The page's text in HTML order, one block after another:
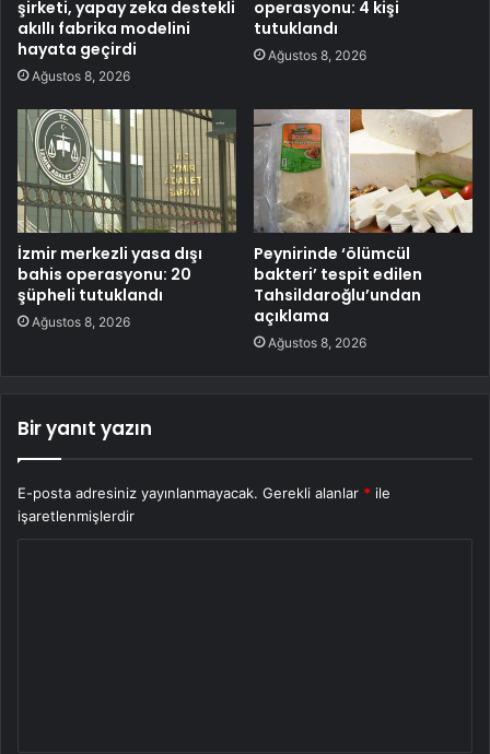
şirketi, yapay zeka destekli
akıllı fabrika modelini
hayata geçirdi
Ağustos 8, 2026
operasyonu: 4 kişi
tutuklandı
Ağustos 8, 2026
İzmir merkezli yasa dışı
bahis operasyonu: 20
şüpheli tutuklandı
Ağustos 8, 2026
Peynirinde ‘ölümcül
bakteri’ tespit edilen
Tahsildaroğlu’undan
açıklama
Ağustos 8, 2026
Bir yanıt yazın
E-posta adresiniz yayınlanmayacak. Gerekli alanlar * ile
işaretlenmişlerdir